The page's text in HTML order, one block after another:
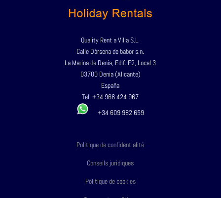
Quality Rent a Villa S.L.
Calle Dársena de babor s.n.
La Marina de Denia, Edif. F2, Local 3
03700 Denia (Alicante)
España
Tel: +34 966 424 967
+34 609 982 659
Politique de confidentialité
Conseils juridiques
Politique de cookies